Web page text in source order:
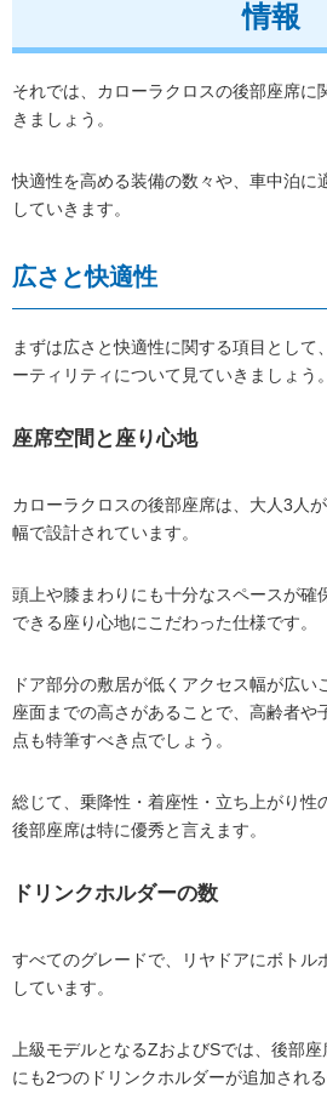
情報
それでは、カローラクロスの後部座席に
きましょう。
快適性を高める装備の数々や、車中泊に
していきます。
広さと快適性
まずは広さと快適性に関する項目として
ーティリティについて見ていきましょう。
座席空間と座り心地
カローラクロスの後部座席は、大人3人
幅で設計されています。
頭上や膝まわりにも十分なスペースが確
できる座り心地にこだわった仕様です。
ドア部分の敷居が低くアクセス幅が広い
座面までの高さがあることで、高齢者や
点も特筆すべき点でしょう。
総じて、乗降性・着座性・立ち上がり性
後部座席は特に優秀と言えます。
ドリンクホルダーの数
すべてのグレードで、リヤドアにボトル
しています。
上級モデルとなるZおよびSでは、後部
にも2つのドリンクホルダーが追加される